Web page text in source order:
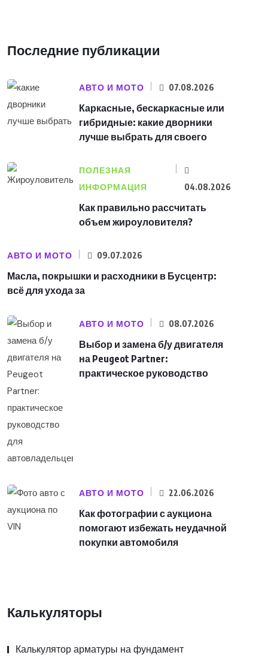
Последние публикации
АВТО И МОТО 07.08.2026
Каркасные, бескаркасные или
гибридные: какие дворники
лучше выбрать для своего
ПОЛЕЗНАЯ
ИНФОРМАЦИЯ
04.08.2026
Как правильно рассчитать
объем жироуловителя?
АВТО И МОТО 09.07.2026
Масла, покрышки и расходники в Бусцентр:
всё для ухода за
АВТО И МОТО 08.07.2026
Выбор и замена б/у двигателя
на Peugeot Partner:
практическое руководство
АВТО И МОТО 22.06.2026
Как фотографии с аукциона
помогают избежать неудачной
покупки автомобиля
Калькуляторы
Калькулятор арматуры на фундамент